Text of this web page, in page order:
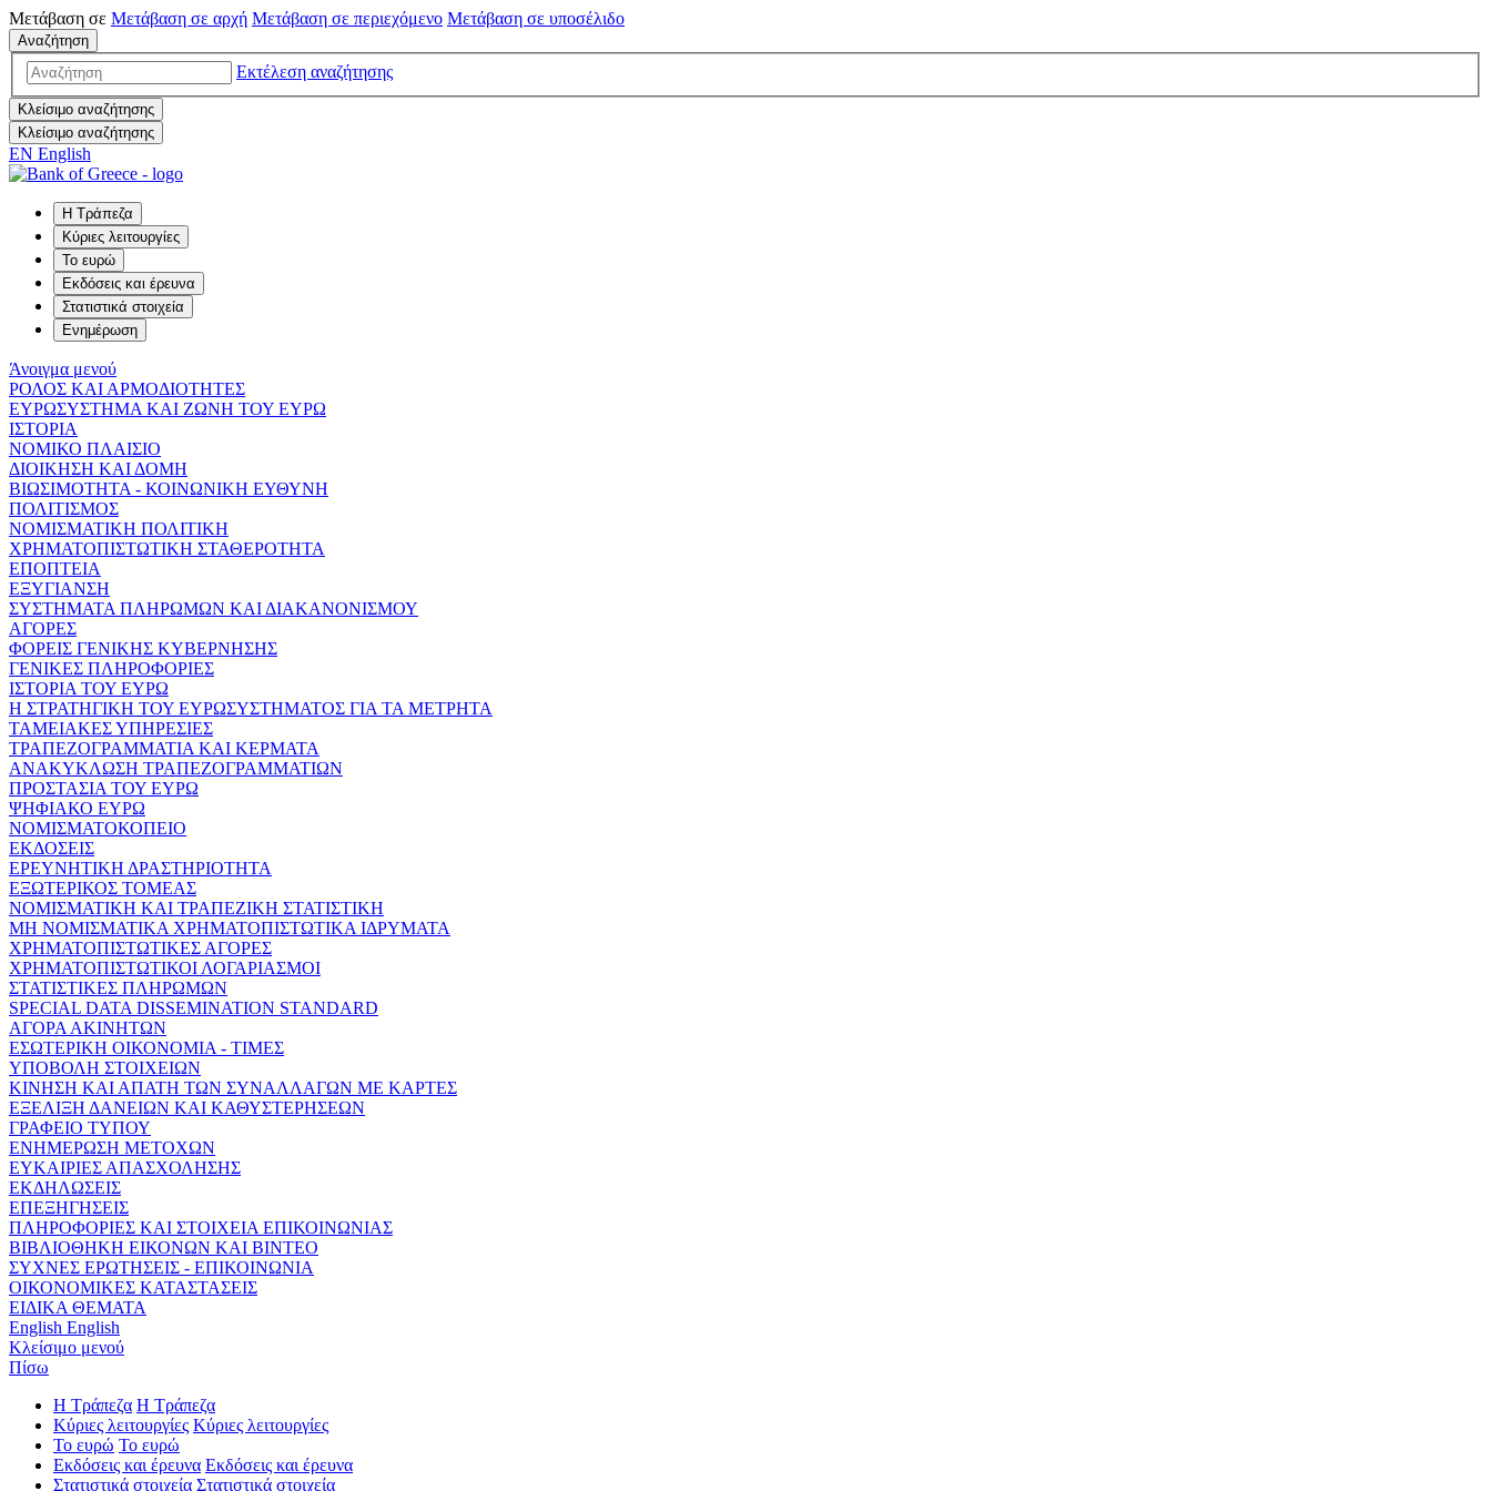
Μετάβαση σε Μετάβαση σε αρχή Μετάβαση σε περιεχόμενο Μετάβαση σε υποσέλιδο
Αναζήτηση
Εκτέλεση αναζήτησης
Κλείσιμο αναζήτησης
Κλείσιμο αναζήτησης
EN English
Η Τράπεζα
Κύριες λειτουργίες
Το ευρώ
Εκδόσεις και έρευνα
Στατιστικά στοιχεία
Ενημέρωση
Άνοιγμα μενού
ΡΟΛΟΣ ΚΑΙ ΑΡΜΟΔΙΟΤΗΤΕΣ
ΕΥΡΩΣΥΣΤΗΜΑ ΚΑΙ ΖΩΝΗ ΤΟΥ ΕΥΡΩ
ΙΣΤΟΡΙΑ
ΝΟΜΙΚΟ ΠΛΑΙΣΙΟ
ΔΙΟΙΚΗΣΗ ΚΑΙ ΔΟΜΗ
ΒΙΩΣΙΜΟΤΗΤΑ - ΚΟΙΝΩΝΙΚΗ ΕΥΘΥΝΗ
ΠΟΛΙΤΙΣΜΟΣ
ΝΟΜΙΣΜΑΤΙΚΗ ΠΟΛΙΤΙΚΗ
ΧΡΗΜΑΤΟΠΙΣΤΩΤΙΚΗ ΣΤΑΘΕΡΟΤΗΤΑ
ΕΠΟΠΤΕΙΑ
ΕΞΥΓΙΑΝΣΗ
ΣΥΣΤΗΜΑΤΑ ΠΛΗΡΩΜΩΝ ΚΑΙ ΔΙΑΚΑΝΟΝΙΣΜΟΥ
ΑΓΟΡΕΣ
ΦΟΡΕΙΣ ΓΕΝΙΚΗΣ ΚΥΒΕΡΝΗΣΗΣ
ΓΕΝΙΚΕΣ ΠΛΗΡΟΦΟΡΙΕΣ
ΙΣΤΟΡΙΑ ΤΟΥ ΕΥΡΩ
Η ΣΤΡΑΤΗΓΙΚΗ ΤΟΥ ΕΥΡΩΣΥΣΤΗΜΑΤΟΣ ΓΙΑ ΤΑ ΜΕΤΡΗΤΑ
ΤΑΜΕΙΑΚΕΣ ΥΠΗΡΕΣΙΕΣ
ΤΡΑΠΕΖΟΓΡΑΜΜΑΤΙΑ ΚΑΙ ΚΕΡΜΑΤΑ
ΑΝΑΚΥΚΛΩΣΗ ΤΡΑΠΕΖΟΓΡΑΜΜΑΤΙΩΝ
ΠΡΟΣΤΑΣΙΑ ΤΟΥ ΕΥΡΩ
ΨΗΦΙΑΚΟ ΕΥΡΩ
ΝΟΜΙΣΜΑΤΟΚΟΠΕΙΟ
ΕΚΔΟΣΕΙΣ
ΕΡΕΥΝΗΤΙΚΗ ΔΡΑΣΤΗΡΙΟΤΗΤΑ
ΕΞΩΤΕΡΙΚΟΣ ΤΟΜΕΑΣ
ΝΟΜΙΣΜΑΤΙΚΗ ΚΑΙ ΤΡΑΠΕΖΙΚΗ ΣΤΑΤΙΣΤΙΚΗ
ΜΗ ΝΟΜΙΣΜΑΤΙΚΑ ΧΡΗΜΑΤΟΠΙΣΤΩΤΙΚΑ ΙΔΡΥΜΑΤΑ
ΧΡΗΜΑΤΟΠΙΣΤΩΤΙΚΕΣ ΑΓΟΡΕΣ
ΧΡΗΜΑΤΟΠΙΣΤΩΤΙΚΟΙ ΛΟΓΑΡΙΑΣΜΟΙ
ΣΤΑΤΙΣΤΙΚΕΣ ΠΛΗΡΩΜΩΝ
SPECIAL DATA DISSEMINATION STANDARD
ΑΓΟΡΑ ΑΚΙΝΗΤΩΝ
ΕΣΩΤΕΡΙΚΗ ΟΙΚΟΝΟΜΙΑ - ΤΙΜΕΣ
ΥΠΟΒΟΛΗ ΣΤΟΙΧΕΙΩΝ
ΚΙΝΗΣΗ ΚΑΙ ΑΠΑΤΗ ΤΩΝ ΣΥΝΑΛΛΑΓΩΝ ΜΕ ΚΑΡΤΕΣ
ΕΞΕΛΙΞΗ ΔΑΝΕΙΩΝ ΚΑΙ ΚΑΘΥΣΤΕΡΗΣΕΩΝ
ΓΡΑΦΕΙΟ ΤΥΠΟΥ
ΕΝΗΜΕΡΩΣΗ ΜΕΤΟΧΩΝ
ΕΥΚΑΙΡΙΕΣ ΑΠΑΣΧΟΛΗΣΗΣ
ΕΚΔΗΛΩΣΕΙΣ
ΕΠΕΞΗΓΗΣΕΙΣ
ΠΛΗΡΟΦΟΡΙΕΣ ΚΑΙ ΣΤΟΙΧΕΙΑ ΕΠΙΚΟΙΝΩΝΙΑΣ
ΒΙΒΛΙΟΘΗΚΗ ΕΙΚΟΝΩΝ ΚΑΙ ΒΙΝΤΕΟ
ΣΥΧΝΕΣ ΕΡΩΤΗΣΕΙΣ - ΕΠΙΚΟΙΝΩΝΙΑ
ΟΙΚΟΝΟΜΙΚΕΣ ΚΑΤΑΣΤΑΣΕΙΣ
ΕΙΔΙΚΑ ΘΕΜΑΤΑ
English English
Κλείσιμο μενού
Πίσω
Η Τράπεζα Η Τράπεζα
Κύριες λειτουργίες Κύριες λειτουργίες
Το ευρώ Το ευρώ
Εκδόσεις και έρευνα Εκδόσεις και έρευνα
Στατιστικά στοιχεία Στατιστικά στοιχεία